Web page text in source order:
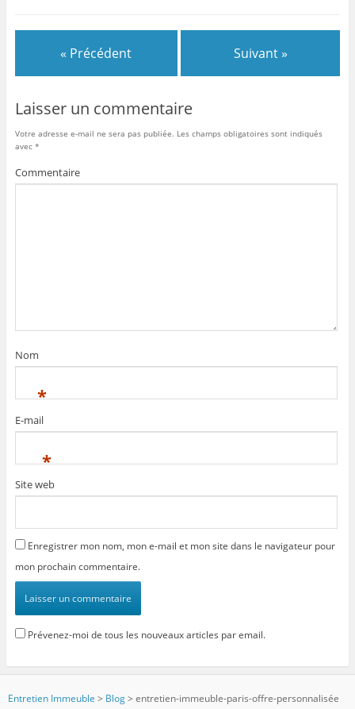
« Précédent Suivant »
Laisser un commentaire
Votre adresse e-mail ne sera pas publiée. Les champs obligatoires sont indiqués
avec *
Commentaire
Nom
*
E-mail
*
Site web
Enregistrer mon nom, mon e-mail et mon site dans le navigateur pour
mon prochain commentaire.
Prévenez-moi de tous les nouveaux articles par email.
Entretien Immeuble > Blog> entretien-immeuble-paris-offre-personnalisée